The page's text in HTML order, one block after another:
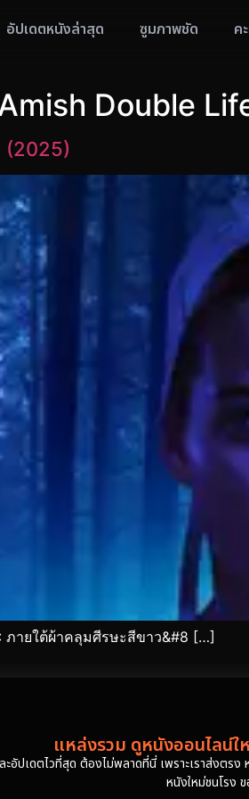
อัปเดตหนังล่าสุด ซูมภาพชัด ค
Double
(2025)
ภายใต้ผ้าคลุมศีรษะสีขาว&#8 […]
แหล่งรวม ดูหนังออนไลน์ใ
ปเดตไวที่สุด ต้องไม่พลาดที่นี่ เพราะเราส่งตร
หนังใหม่ชนโรง